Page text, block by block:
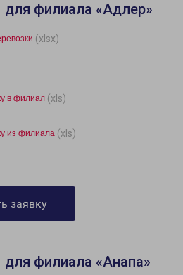
филиала «Адлер»
(xlsx)
в филиал (xls)
из филиала (xls)
заявку
филиала «Анапа»